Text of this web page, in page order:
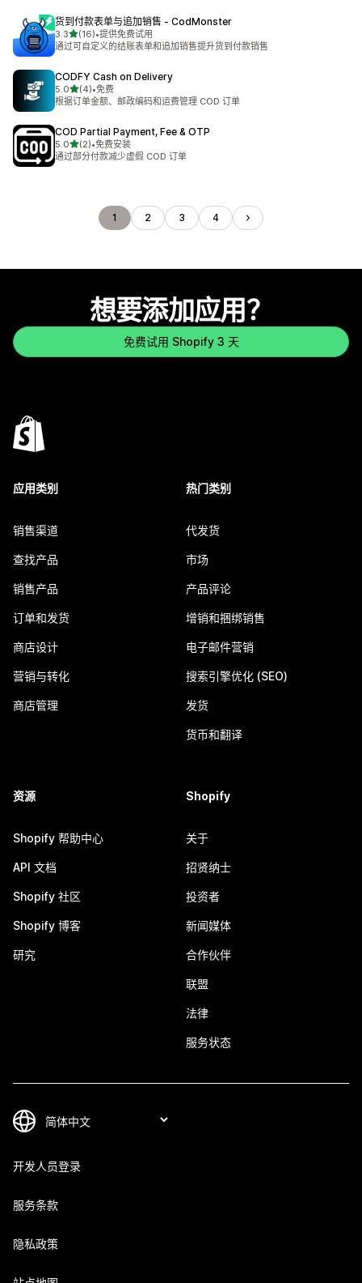
货到付款表单与追加销售 ‑ CodMonster
3.3星（满分 5 星）
(16)
总共 16 条评论
•提供免费试用
通过可自定义的结账表单和追加销售提升货到付款销售
CODFY Cash on Delivery
5.0星（满分 5 星）
(4)
总共 4 条评论
•免费
根据订单金额、邮政编码和运费管理 COD 订单
COD Partial Payment, Fee & OTP
5.0星（满分 5 星）
(2)
总共 2 条评论
•免费安装
通过部分付款减少虚假 COD 订单
1 2 3 4
想要添加应用？
免费试用 Shopify 3 天
应用类别
销售渠道
查找产品
销售产品
订单和发货
商店设计
营销与转化
商店管理
热门类别
代发货
市场
产品评论
增销和捆绑销售
电子邮件营销
搜索引擎优化 (SEO)
发货
货币和翻译
资源
Shopify 帮助中心
API 文档
Shopify 社区
Shopify 博客
研究
Shopify
关于
招贤纳士
投资者
新闻媒体
合作伙伴
联盟
法律
服务状态
开发人员登录
服务条款
隐私政策